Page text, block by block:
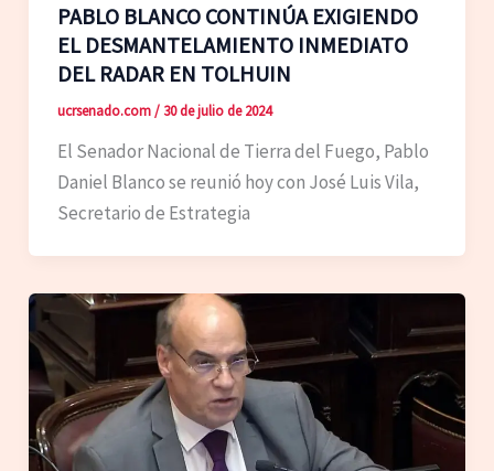
PABLO BLANCO CONTINÚA EXIGIENDO
EL DESMANTELAMIENTO INMEDIATO
DEL RADAR EN TOLHUIN
ucrsenado.com/ 30 de julio de 2024
El Senador Nacional de Tierra del Fuego, Pablo
Daniel Blanco se reunió hoy con José Luis Vila,
Secretario de Estrategia